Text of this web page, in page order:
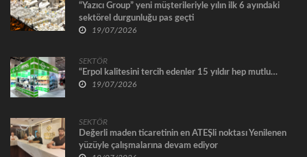
“Yazıcı Group” yeni müşterileriyle yılın ilk 6 ayındaki
sektörel durgunluğu pas geçti
19/07/2026
SEKTÖR
“Erpol kalitesini tercih edenler 15 yıldır hep mutlu…
19/07/2026
SEKTÖR
Değerli maden ticaretinin en ATEŞli noktası Yenilenen
yüzüyle çalışmalarına devam ediyor